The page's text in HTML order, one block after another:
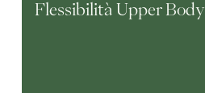
Flessibilità Upper Body